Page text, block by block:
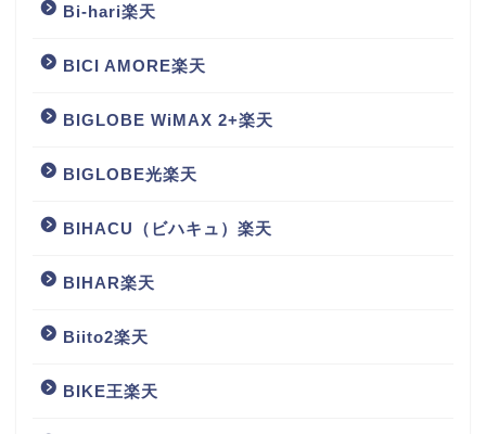
Bi-hari楽天
BICI AMORE楽天
BIGLOBE WiMAX 2+楽天
BIGLOBE光楽天
BIHACU（ビハキュ）楽天
BIHAR楽天
Biito2楽天
BIKE王楽天